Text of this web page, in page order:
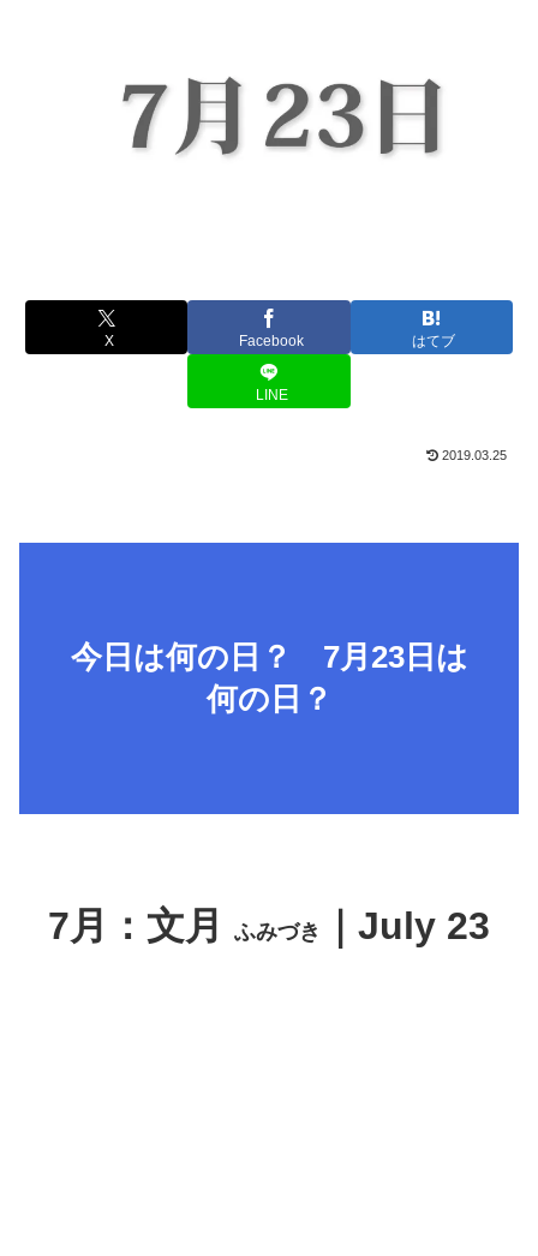
X Facebook はてブ
LINE
2019.03.25
今日は何の日？ 7月23日は
何の日？
7月：文月 ふみづき ｜July 23